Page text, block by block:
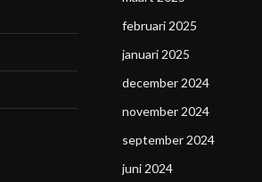
februari 2025
januari 2025
december 2024
november 2024
september 2024
juni 2024